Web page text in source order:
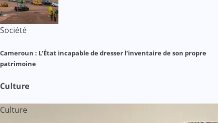
Société
Cameroun : L’État incapable de dresser l’inventaire de son propre
patrimoine
Culture
Culture